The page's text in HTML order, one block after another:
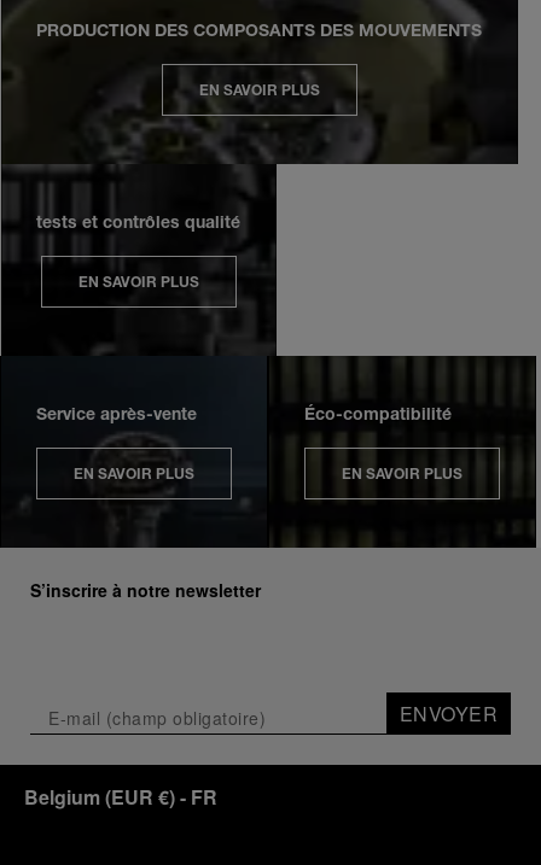
PRODUCTION DES COMPOSANTS DES MOUVEMENTS
EN SAVOIR PLUS
tests et contrôles qualité
EN SAVOIR PLUS
Service après-vente
EN SAVOIR PLUS
Éco-compatibilité
EN SAVOIR PLUS
S’inscrire à notre newsletter
ENVOYER
Belgium (EUR €)- FR